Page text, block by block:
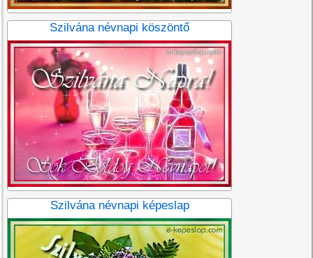
Szilvána névnapi köszöntő
Szilvána névnapi képeslap